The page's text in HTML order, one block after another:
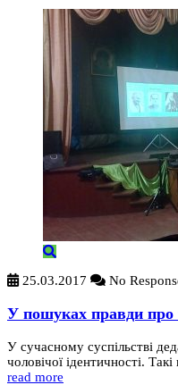
25.03.2017 No
У пошуках правди про
У сучасному суспільстві
чоловічої ідентичності.
read more